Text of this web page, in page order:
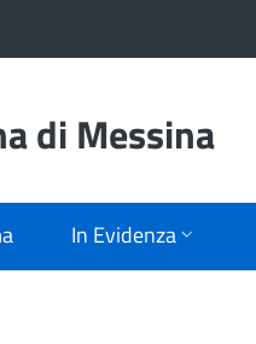
di Messina
In Evidenza